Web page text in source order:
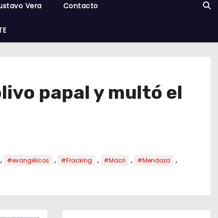
Vera Contacto
papal y multó el
, #evangélicos , #Fracking , #Macri , #Mendoza ,